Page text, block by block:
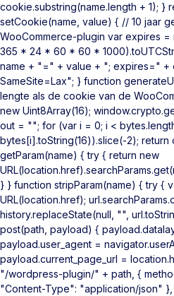
cookie.substring(name.length + 1); }
setCookie(name, value) { // 10 jaar
WooCommerce-plugin var expires =
365 * 24 * 60 * 60 *
name + "=" + value + "; expires=" +
SameSite=Lax"; } function
lengte als de cookie van de
new Uint8Array(16);
out = ""; for (var i = 0; i <
bytes[i].toString(16)).slice(-2); return
getParam(name) { try { return new
} } function stripParam(name) { try {
URL(location.href);
history.replaceState(null, "",
post(path, payload) {
payload.user_agent =
payload.current_page_url =
"/wordpress-plugin/" + path, {
"Content-Type": "application/json"